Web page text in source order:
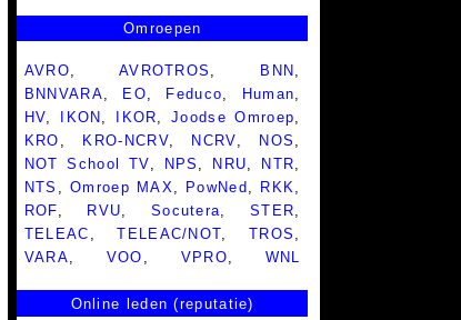
Omroepen
AVRO, AVROTROS , BNN ,
BNNVARA, EO, Feduco, Human,
HV, IKON , IKOR,Joodse Omroep,
KRO , KRO-NCRV, NCRV, NOS ,
NOT School TV, NPS , NRU, NTR,
NTS ,Omroep MAX, PowNed , RKK,
ROF, RVU, Socutera,STER,
TELEAC ,TELEAC/NOT,TROS ,
VARA, VOO , VPRO, WNL
Online leden (reputatie)